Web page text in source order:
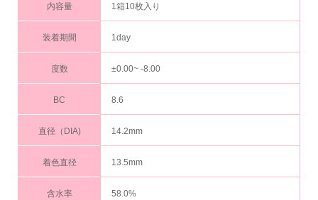
内容量 1箱10枚入り
装着期間 1day
度数 ±0.00~ -8.00
BC 8.6
直径（DIA) 14.2mm
着色直径 13.5mm
含水率 58.0%